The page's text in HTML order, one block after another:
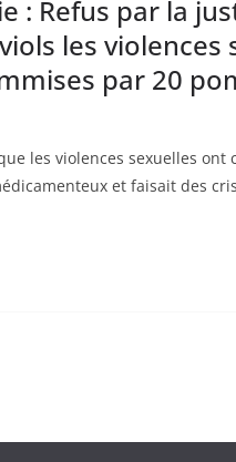
: Refus par la
les violences
par 20
les violences sexuelles ont
et faisait des